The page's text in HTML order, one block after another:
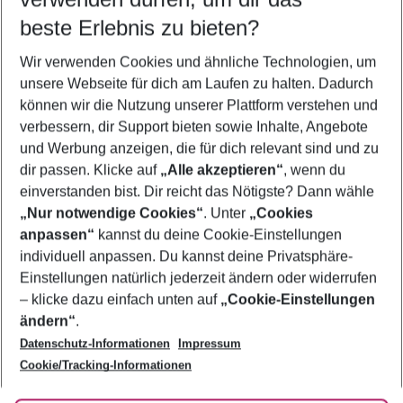
5-8 Nächte
2 Erwachsene Keine Kinder
Mehr Filter anzeigen
Footer
Footer navigation
Über uns
AGB
Bestpreisgarantie
Cookie-Einstellungen ändern
Cookie-Richtlinie
Agenturbetreuung
Barrierefreies Reisen
Folge uns
beste Erlebnis zu bieten?
Wir verwenden Cookies und ähnliche Technologien, um
unsere Webseite für dich am Laufen zu halten. Dadurch
können wir die Nutzung unserer Plattform verstehen und
verbessern, dir Support bieten sowie Inhalte, Angebote
und Werbung anzeigen, die für dich relevant sind und zu
dir passen. Klicke auf „Alle akzeptieren“, wenn du
einverstanden bist. Dir reicht das Nötigste? Dann wähle
„Nur notwendige Cookies“. Unter „Cookies
anpassen“ kannst du deine Cookie-Einstellungen
individuell anpassen. Du kannst deine Privatsphäre-
Einstellungen natürlich jederzeit ändern oder widerrufen
– klicke dazu einfach unten auf „Cookie-Einstellungen
ändern“.
Datenschutz-Informationen
Impressum
Cookie/Tracking-Informationen